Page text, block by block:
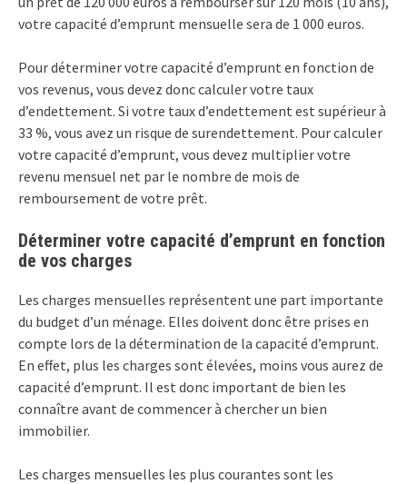
votre capacité d’emprunt mensuelle sera de 1 000 euros.
Pour déterminer votre capacité d’emprunt en fonction de
vos revenus, vous devez donc calculer votre taux
d’endettement. Si votre taux d’endettement est supérieur à
33 %, vous avez un risque de surendettement. Pour calculer
votre capacité d’emprunt, vous devez multiplier votre
revenu mensuel net par le nombre de mois de
remboursement de votre prêt.
Déterminer votre capacité d’emprunt en fonction
de vos charges
Les charges mensuelles représentent une part importante
du budget d’un ménage. Elles doivent donc être prises en
compte lors de la détermination de la capacité d’emprunt.
En effet, plus les charges sont élevées, moins vous aurez de
capacité d’emprunt. Il est donc important de bien les
connaître avant de commencer à chercher un bien
immobilier.
Les charges mensuelles les plus courantes sont les